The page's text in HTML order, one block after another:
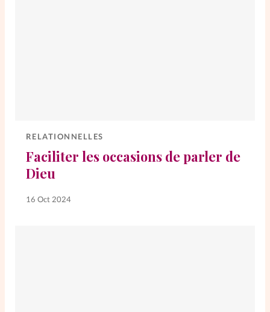
RELATIONNELLES
Faciliter les occasions de parler de
Dieu
16 Oct 2024